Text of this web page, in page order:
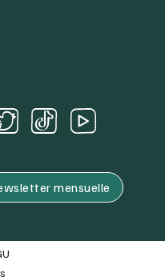
mensuelle